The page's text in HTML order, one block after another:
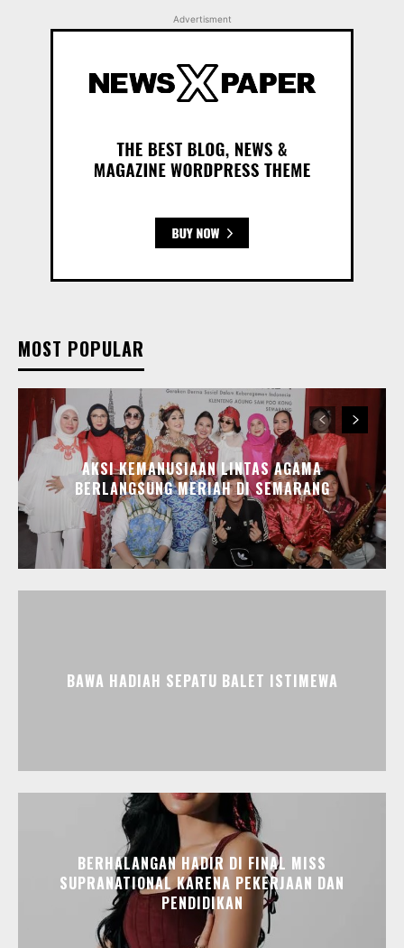
Advertisment
MOST POPULAR
AKSI KEMANUSIAAN LINTAS AGAMA
BERLANGSUNG MERIAH DI SEMARANG
BAWA HADIAH SEPATU BALET ISTIMEWA
BERHALANGAN HADIR DI FINAL MISS
SUPRANATIONAL KARENA PEKERJAAN DAN
PENDIDIKAN